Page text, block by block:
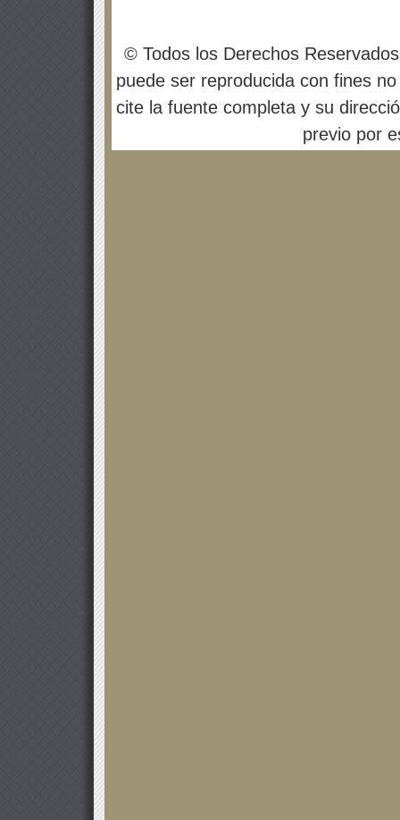
© Todos los Derechos
puede ser reproducida con fines
cite la fuente completa y su
previo por